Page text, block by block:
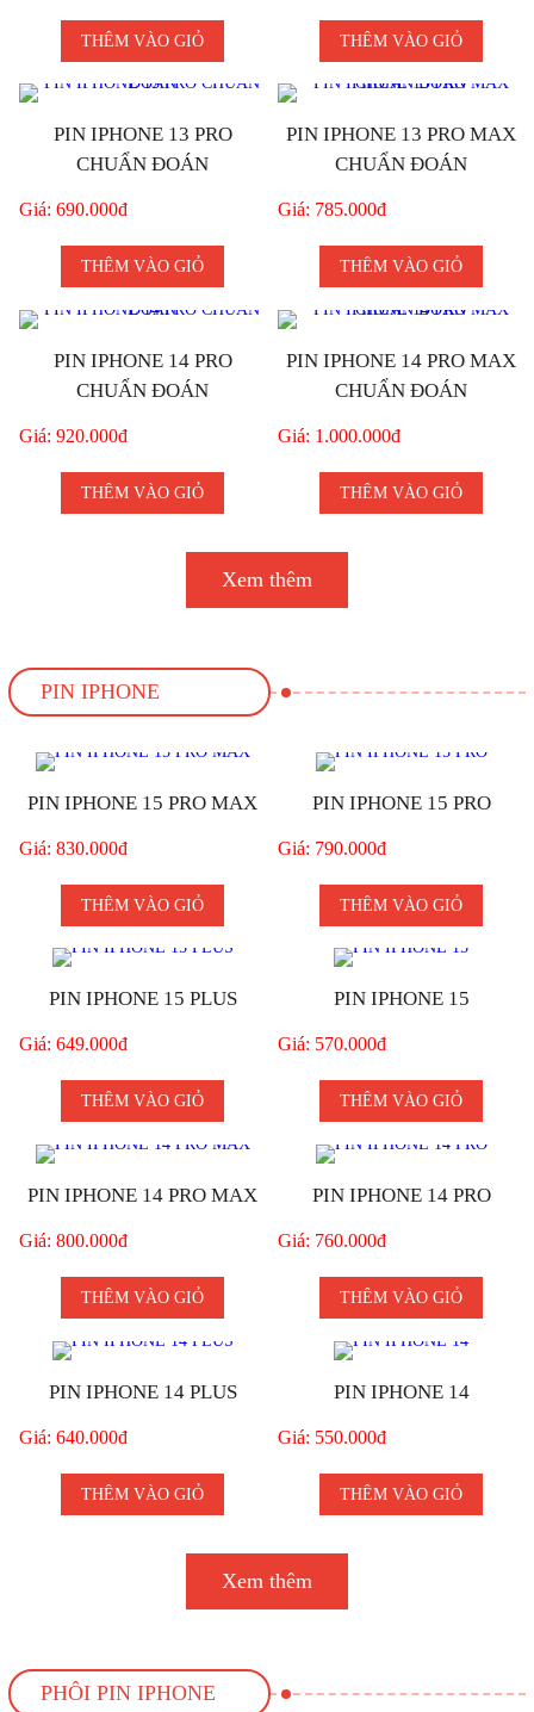
THÊM VÀO GIỎ THÊM VÀO GIỎ
PIN IPHONE 13 PRO
CHUẨN ĐOÁN
Giá: 690.000đ
THÊM VÀO GIỎ
PIN IPHONE 13 PRO MAX
CHUẨN ĐOÁN
Giá: 785.000đ
THÊM VÀO GIỎ
PIN IPHONE 14 PRO
CHUẨN ĐOÁN
Giá: 920.000đ
THÊM VÀO GIỎ
PIN IPHONE 14 PRO MAX
CHUẨN ĐOÁN
Giá: 1.000.000đ
THÊM VÀO GIỎ
Xem thêm
PIN IPHONE
PIN IPHONE 15 PRO MAX
Giá: 830.000đ
THÊM VÀO GIỎ
PIN IPHONE 15 PRO
Giá: 790.000đ
THÊM VÀO GIỎ
PIN IPHONE 15 PLUS
Giá: 649.000đ
THÊM VÀO GIỎ
PIN IPHONE 15
Giá: 570.000đ
THÊM VÀO GIỎ
PIN IPHONE 14 PRO MAX
Giá: 800.000đ
THÊM VÀO GIỎ
PIN IPHONE 14 PRO
Giá: 760.000đ
THÊM VÀO GIỎ
PIN IPHONE 14 PLUS
Giá: 640.000đ
THÊM VÀO GIỎ
PIN IPHONE 14
Giá: 550.000đ
THÊM VÀO GIỎ
Xem thêm
PHÔI PIN IPHONE